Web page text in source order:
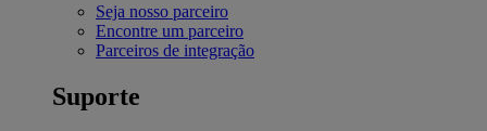
Seja nosso parceiro
Encontre um parceiro
Parceiros de integração
Suporte